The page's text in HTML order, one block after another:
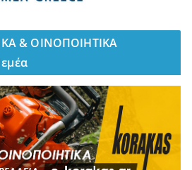
& ΟΙΝΟΠΟΙΗΤΙΚΑ